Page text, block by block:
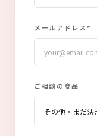
メールアドレス*
ご相談の商品